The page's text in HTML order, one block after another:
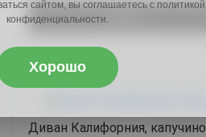
Диван Калифорния, капучино
сайтом, вы соглашаетесь с политикой
конфиденциальности.
Хорошо